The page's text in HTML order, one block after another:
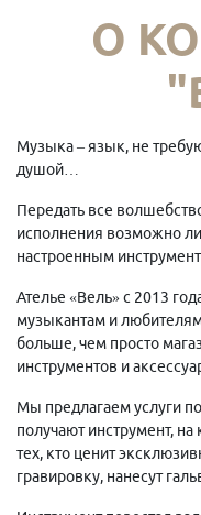
О
Музыка – язык, не
душой…
Передать все
исполнения возможно
настроенным
Ателье «Вель» с 2013
музыкантам и
больше, чем просто
инструментов и
Мы предлагаем услуги
получают инструмент,
тех, кто ценит
гравировку, нанесут